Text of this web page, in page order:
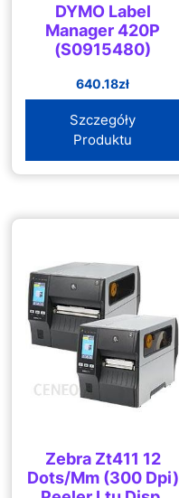
DYMO Label
Manager 420P
(S0915480)
640.18zł
Szczegóły
Produktu
Zebra Zt411 12
Dots/Mm (300 Dpi)